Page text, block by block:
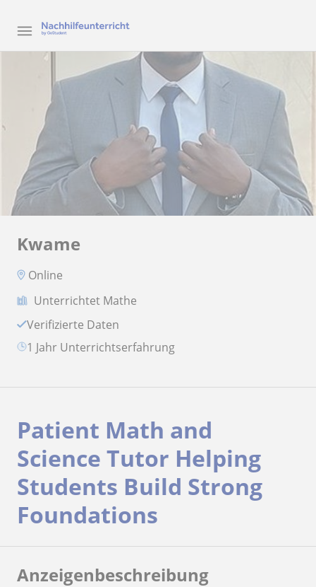
Kwame
Online
Unterrichtet Mathe
Verifizierte Daten
1 Jahr Unterrichtserfahrung
Patient Math and
Science Tutor Helping
Students Build Strong
Foundations
Anzeigenbeschreibung